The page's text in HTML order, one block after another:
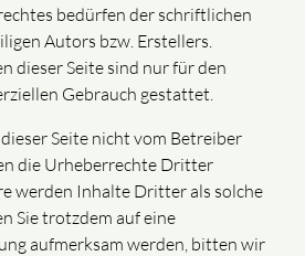
bedürfen der schriftlichen
Autors bzw. Erstellers.
dieser Seite sind nur für den
Gebrauch gestattet.
Seite nicht vom Betreiber
die Urheberrechte Dritter
werden Inhalte Dritter als solche
Sie trotzdem auf eine
aufmerksam werden, bitten wir